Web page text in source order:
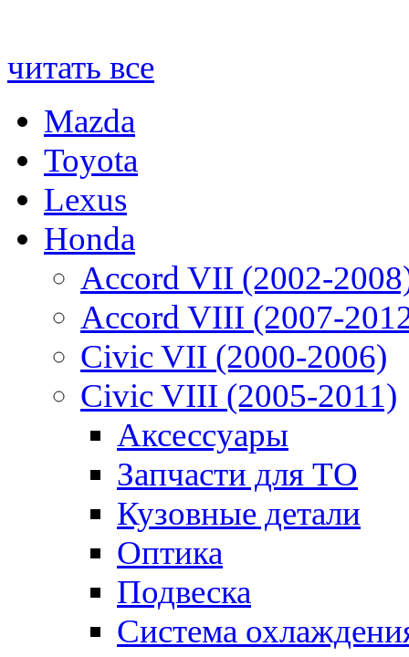
читать все
Mazda
Toyota
Lexus
Honda
Accord VII (2002-
Accord VIII (2007-
Civic VII (2000-2006)
Civic VIII (2005-2011)
Аксессуары
Запчасти для ТО
Кузовные детали
Оптика
Подвеска
Система